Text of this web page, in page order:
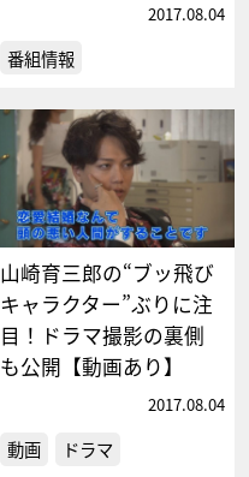
2017.08.04
番組情報
山崎育三郎の“ブッ飛び
キャラクター”ぶりに注
目！ドラマ撮影の裏側
も公開【動画あり】
2017.08.04
動画 ドラマ